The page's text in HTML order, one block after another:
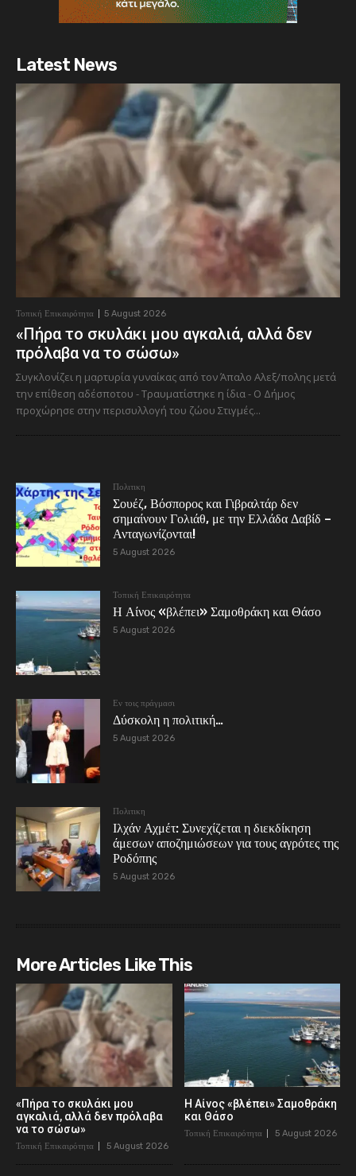
Latest News
Τοπική Επικαιρότητα 5 August 2026
«Πήρα το σκυλάκι μου αγκαλιά, αλλά δεν
πρόλαβα να το σώσω»
Συγκλονίζει η μαρτυρία γυναίκας από τον Άπαλο Αλεξ/πολης μετά
την επίθεση αδέσποτου - Τραυματίστηκε η ίδια - Ο Δήμος
προχώρησε στην περισυλλογή του ζώου Στιγμές...
Πολιτικη
Σουέζ, Βόσπορος και Γιβραλτάρ δεν
σημαίνουν Γολιάθ, με την Ελλάδα Δαβίδ –
Ανταγωνίζονται!
5 August 2026
Τοπική Επικαιρότητα
Η Αίνος «βλέπει» Σαμοθράκη και Θάσο
5 August 2026
Εν τοις πράγμασι
Δύσκολη η πολιτική…
5 August 2026
Πολιτικη
Ιλχάν Αχμέτ: Συνεχίζεται η διεκδίκηση
άμεσων αποζημιώσεων για τους αγρότες της
Ροδόπης
5 August 2026
More Articles Like This
«Πήρα το σκυλάκι μου
αγκαλιά, αλλά δεν πρόλαβα
να το σώσω»
Τοπική Επικαιρότητα 5 August 2026
Η Αίνος «βλέπει» Σαμοθράκη
και Θάσο
Τοπική Επικαιρότητα 5 August 2026